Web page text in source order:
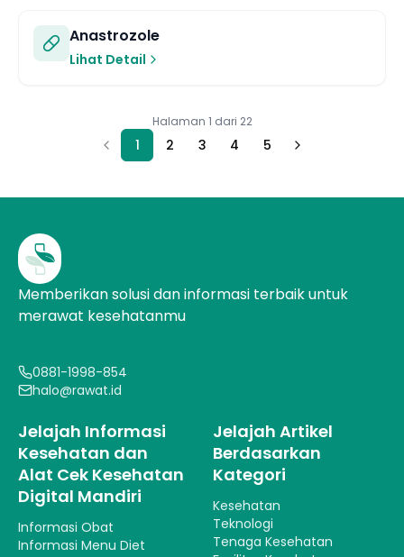
Anastrozole
Lihat Detail
Halaman 1 dari 22
1 2 3 4 5
Memberikan solusi dan informasi terbaik untuk
merawat kesehatanmu
0881-1998-854
halo@rawat.id
Jelajah Informasi
Kesehatan dan
Alat Cek Kesehatan
Digital Mandiri
Informasi Obat
Informasi Menu Diet
Jelajah Artikel
Berdasarkan
Kategori
Kesehatan
Teknologi
Tenaga Kesehatan